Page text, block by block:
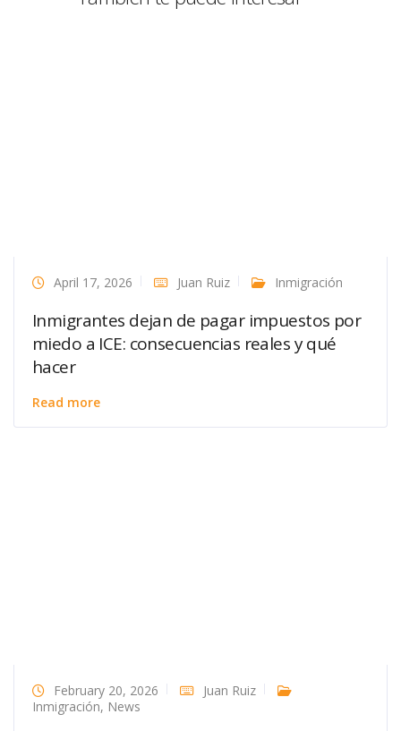
April 17, 2026 Juan Ruiz Inmigración
Inmigrantes dejan de pagar impuestos por
miedo a ICE: consecuencias reales y qué
hacer
Read more
February 20, 2026
Juan Ruiz
Inmigración, News